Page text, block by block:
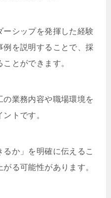
シップを発揮した経験
を説明することで、採
とができます。
の業務内容や職場環境を
トです。
るか」を明確に伝えるこ
る可能性があります。